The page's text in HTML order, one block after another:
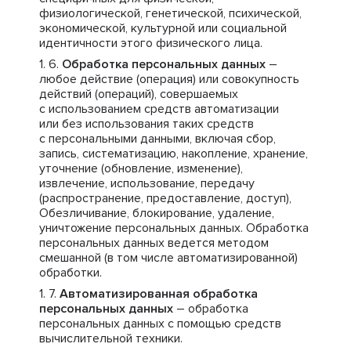
физиологической, генетической, психической,
экономической, культурной или социальной
идентичности этого физического лица.
Обработка персональных данных –
любое действие (операция) или совокупность
действий (операций), совершаемых
с использованием средств автоматизации
или без использования таких средств
с персональными данными, включая сбор,
запись, систематизацию, накопление, хранение,
уточнение (обновление, изменение),
извлечение, использование, передачу
(распространение, предоставление, доступ),
Обезличивание, блокирование, удаление,
уничтожение персональных данных. Обработка
персональных данных ведется методом
смешанной (в том числе автоматизированной)
обработки.
Автоматизированная обработка
персональных данных – обработка
персональных данных с помощью средств
вычислительной техники.